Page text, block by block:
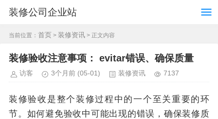
装修公司企业站
当前位置： 首页 > 装修资讯 > 正文内容
装修验收注意事项： evitar错误、确保质量
访客 3个月前 (05-01) 装修资讯 7137
装修验收是整个装修过程中的一个至关重要的环
节。如何避免验收中可能出现的错误，确保装修质